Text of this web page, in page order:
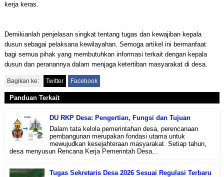
kerja keras.
Demikianlah penjelasan singkat tentang tugas dan kewajiban kepala
dusun sebagai pelaksana kewilayahan. Semoga artikel ini bermanfaat
bagi semua pihak yang membutuhkan informasi terkait dengan kepala
dusun dan peranannya dalam menjaga ketertiban masyarakat di desa.
Bagikan ke: Twitter Facebook
Panduan Terkait
DU RKP Desa: Pengertian, Fungsi dan Tujuan
Dalam tata kelola pemerintahan desa, perencanaan
pembangunan merupakan fondasi utama untuk
mewujudkan kesejahteraan masyarakat. Setiap tahun,
desa menyusun Rencana Kerja Pemerintah Desa...
Tugas Sekretaris Desa 2026 Sesuai Regulasi Terbaru